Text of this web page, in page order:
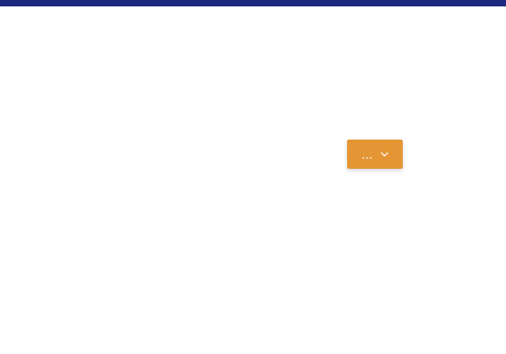
... Einträge exportieren